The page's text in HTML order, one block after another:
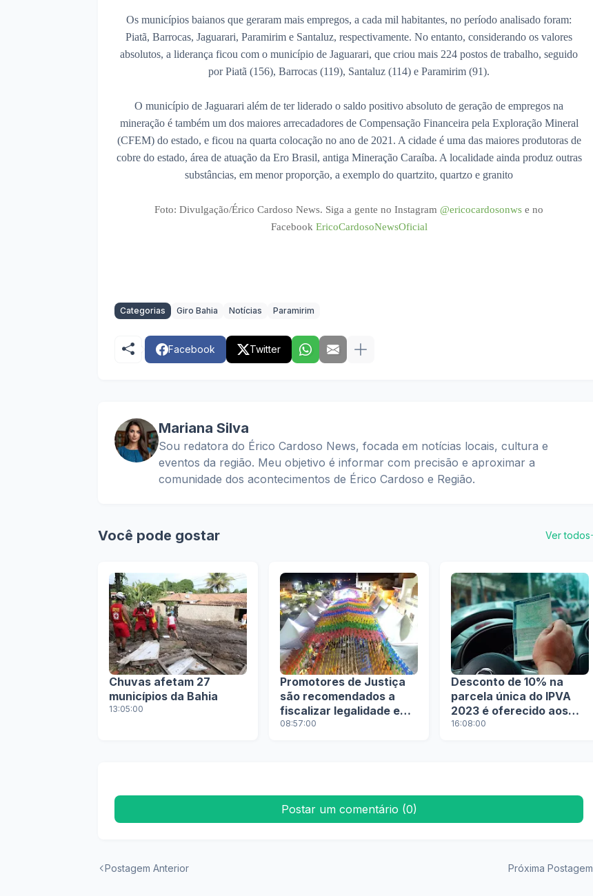
Os municípios baianos que geraram mais empregos, a cada mil habitantes, no período analisado foram:
Piatã, Barrocas, Jaguarari, Paramirim e Santaluz, respectivamente. No entanto, considerando os valores
absolutos, a liderança ficou com o município de Jaguarari, que criou mais 224 postos de trabalho, seguido
por Piatã (156), Barrocas (119), Santaluz (114) e Paramirim (91).
O município de Jaguarari além de ter liderado o saldo positivo absoluto de geração de empregos na
mineração é também um dos maiores arrecadadores de Compensação Financeira pela Exploração Mineral
(CFEM) do estado, e ficou na quarta colocação no ano de 2021. A cidade é uma das maiores produtoras de
cobre do estado, área de atuação da Ero Brasil, antiga Mineração Caraíba. A localidade ainda produz outras
substâncias, em menor proporção, a exemplo do quartzito, quartzo e granito
Foto: Divulgação/Érico Cardoso News. Siga a gente no Instagram @ericocardosonws e no
Facebook EricoCardosoNewsOficial
Categorias Giro Bahia Notícias Paramirim
Facebook Twitter
Mariana Silva
Sou redatora do Érico Cardoso News, focada em notícias locais, cultura e
eventos da região. Meu objetivo é informar com precisão e aproximar a
comunidade dos acontecimentos de Érico Cardoso e Região.
Você pode gostar Ver todos
Chuvas afetam 27
municípios da Bahia
13:05:00
Promotores de Justiça
são recomendados a
fiscalizar legalidade e
transparência dos
08:57:00
Desconto de 10% na
parcela única do IPVA
2023 é oferecido aos
proprietários de veículos
16:08:00
Postar um comentário (0)
Postagem Anterior Próxima Postagem